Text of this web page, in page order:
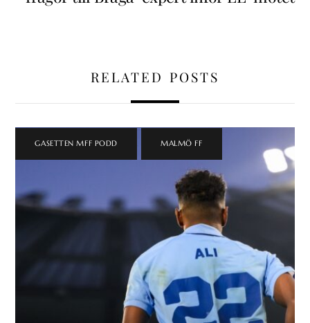
RELATED POSTS
GASETTEN MFF PODD MALMÖ FF